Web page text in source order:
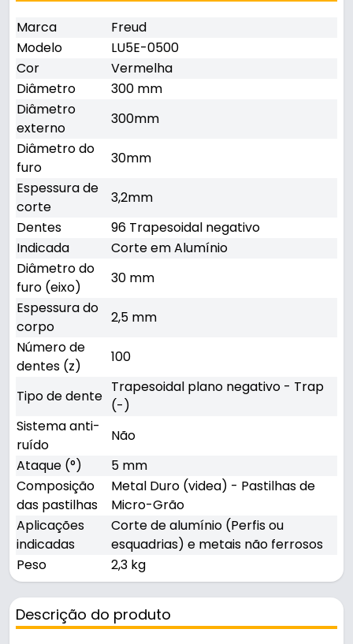
Marca
Freud
Modelo
LU5E-0500
Cor
Vermelha
Diâmetro
300 mm
Diâmetro
externo
300mm
Diâmetro do
furo
30mm
Espessura de
corte
3,2mm
Dentes
96 Trapesoidal negativo
Indicada
Corte em Alumínio
Diâmetro do
furo (eixo)
30 mm
Espessura do
corpo
2,5 mm
Número de
dentes (z)
100
Tipo de dente
Trapesoidal plano negativo - Trap
(-)
Sistema anti-
ruído
Não
Ataque (°)
5 mm
Composição
das pastilhas
Metal Duro (videa) - Pastilhas de
Micro-Grão
Aplicações
indicadas
Corte de alumínio (Perfis ou
esquadrias) e metais não ferrosos
Peso
2,3 kg
Descrição do produto